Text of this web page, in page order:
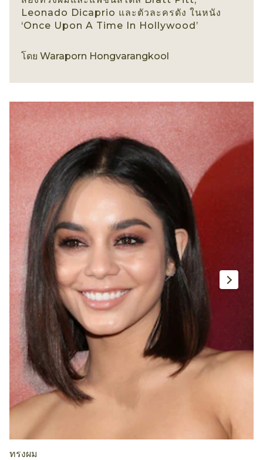
Leonado Dicaprio และตัวละครดัง ในหนัง
‘Once Upon A Time In Hollywood’
โดย Waraporn Hongvarangkool
ทรงผม